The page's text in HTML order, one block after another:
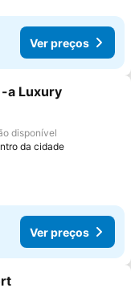
Ver preços
favoritos
-a Luxury
disponível
da cidade
Ver preços
favoritos